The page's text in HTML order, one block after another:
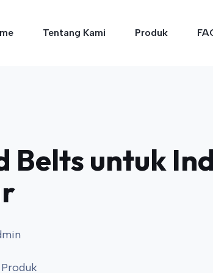
Tentang Kami Produk
Belts untuk
Produk